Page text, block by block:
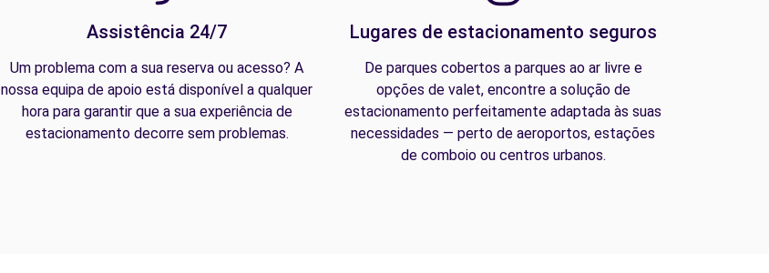
Assistência 24/7
Um problema com a sua reserva ou acesso? A
nossa equipa de apoio está disponível a qualquer
hora para garantir que a sua experiência de
estacionamento decorre sem problemas.
Lugares de estacionamento seguros
De parques cobertos a parques ao ar livre e
opções de valet, encontre a solução de
estacionamento perfeitamente adaptada às suas
necessidades — perto de aeroportos, estações
de comboio ou centros urbanos.